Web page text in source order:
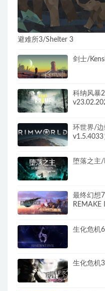
避难所3/Shelter 3
剑士/
科纳风暴
环世界/
v1.5.4033
堕落之主/
最终幻想
REMAKE
生化危机
生化危机